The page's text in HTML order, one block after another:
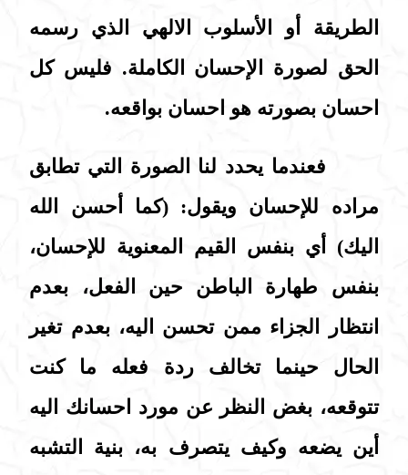
الطريقة أو الأسلوب الالهي الذي رسمه
الحق لصورة الإحسان الكاملة. فليس كل
احسان بصورته هو احسان بواقعه.
فعندما يحدد لنا الصورة التي تطابق
مراده للإحسان ويقول: (كما أحسن الله
اليك) أي بنفس القيم المعنوية للإحسان،
بنفس طهارة الباطن حين الفعل، بعدم
انتظار الجزاء ممن تحسن اليه، بعدم تغير
الحال حينما تخالف ردة فعله ما كنت
تتوقعه، بغض النظر عن مورد احسانك اليه
أين يضعه وكيف يتصرف به، بنية التشبه